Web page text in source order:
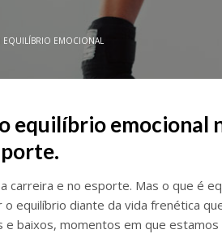
EQUILÍBRIO EMOCIONAL
equilíbrio emocional
carreira e no esporte. Mas o que é
equilíbrio diante da vida frenética
baixos, momentos em que estamos